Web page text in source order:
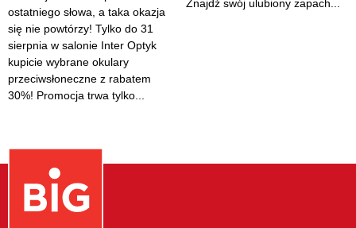
ostatniego słowa, a taka okazja
się nie powtórzy! Tylko do 31
sierpnia w salonie Inter Optyk
kupicie wybrane okulary
przeciwsłoneczne z rabatem
30%! Promocja trwa tylko...
Znajdź swój ulubiony zapach...